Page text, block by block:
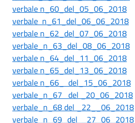
verbale n_60_del_05_06_2018
verbale n_61_del_06_06_2018
verbale n_62_del_07_06_2018
verbale_n_63_del_08_06_2018
verbale n_64_del_11_06_2018
verbale n_65_del_13_06_2018
verbale n_66_ del_15_06_2018
verbale_n_67 del _20_06_2018
verbale_n_68 del _22__06_2018
verbale_n_69_del_ 27_06_2018